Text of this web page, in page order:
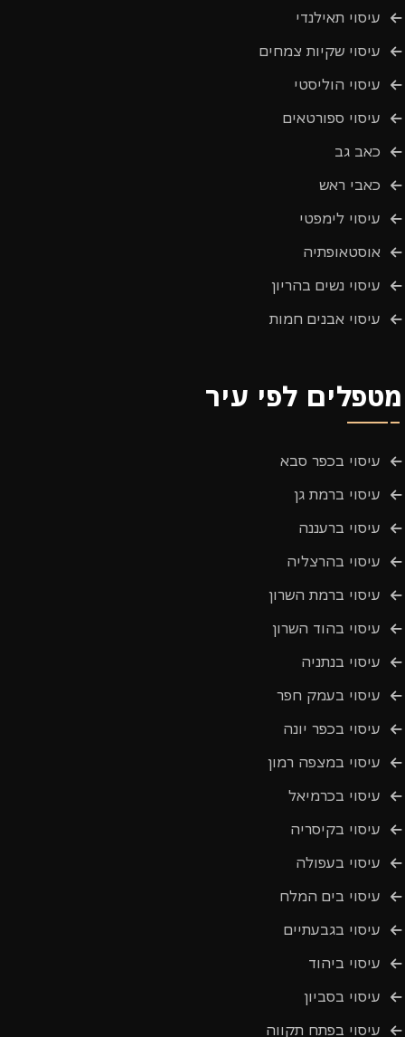
עיסוי תאילנדי
עיסוי שקיות צמחים
עיסוי הוליסטי
עיסוי ספורטאים
כאב גב
כאבי ראש
עיסוי לימפטי
אוסטאופתיה
עיסוי נשים בהריון
עיסוי אבנים חמות
מטפלים לפי עיר
עיסוי בכפר סבא
עיסוי ברמת גן
עיסוי ברעננה
עיסוי בהרצליה
עיסוי ברמת השרון
עיסוי בהוד השרון
עיסוי בנתניה
עיסוי בעמק חפר
עיסוי בכפר יונה
עיסוי במצפה רמון
עיסוי בכרמיאל
עיסוי בקיסריה
עיסוי בעפולה
עיסוי בים המלח
עיסוי בגבעתיים
עיסוי ביהוד
עיסוי בסביון
עיסוי בפתח תקווה